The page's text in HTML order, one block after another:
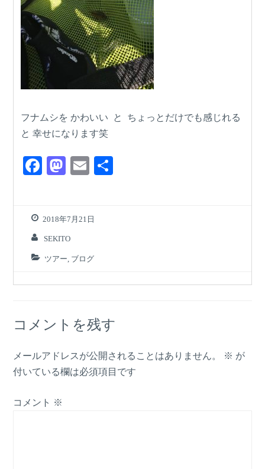
フナムシを かわいい と ちょっとだけでも感じれる
と 幸せになります笑
F
e
b
o
o
M
o
d
o
n
E
2018年7月21日
SEKITO
ツアー ブログ
コメントを残す
メールアドレスが公開されることはありません。 ※ が
付いている欄は必須項目です
コメント ※